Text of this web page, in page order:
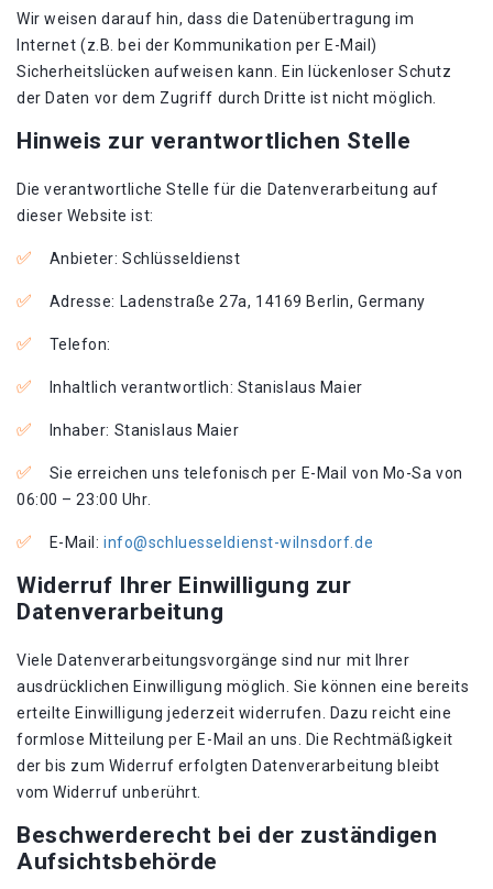
Wir weisen darauf hin, dass die Datenübertragung im
Internet (z.B. bei der Kommunikation per E-Mail)
Sicherheitslücken aufweisen kann. Ein lückenloser Schutz
der Daten vor dem Zugriff durch Dritte ist nicht möglich.
Hinweis zur verantwortlichen Stelle
Die verantwortliche Stelle für die Datenverarbeitung auf
dieser Website ist:
Anbieter: Schlüsseldienst
Adresse: Ladenstraße 27a, 14169 Berlin, Germany
Telefon:
Inhaltlich verantwortlich: Stanislaus Maier
Inhaber: Stanislaus Maier
Sie erreichen uns telefonisch per E-Mail von Mo-Sa von
06:00 – 23:00 Uhr.
E-Mail:info@schluesseldienst-wilnsdorf.de
Widerruf Ihrer Einwilligung zur
Datenverarbeitung
Viele Datenverarbeitungsvorgänge sind nur mit Ihrer
ausdrücklichen Einwilligung möglich. Sie können eine bereits
erteilte Einwilligung jederzeit widerrufen. Dazu reicht eine
formlose Mitteilung per E-Mail an uns. Die Rechtmäßigkeit
der bis zum Widerruf erfolgten Datenverarbeitung bleibt
vom Widerruf unberührt.
Beschwerderecht bei der zuständigen
Aufsichtsbehörde